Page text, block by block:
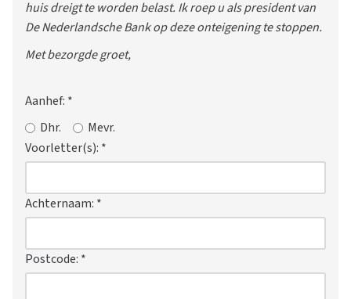
huis dreigt te worden belast. Ik roep u als president van
De Nederlandsche Bank op deze onteigening te stoppen.
Met bezorgde groet,
Aanhef: *
Dhr.
Mevr.
Voorletter(s): *
Achternaam: *
Postcode: *